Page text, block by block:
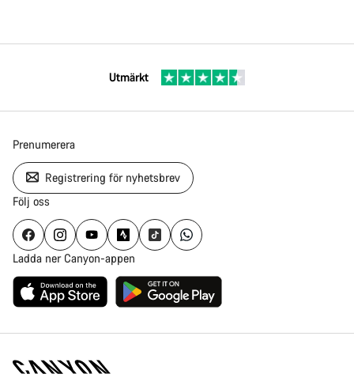
Utmärkt
Prenumerera
Registrering för nyhetsbrev
Följ oss
Ladda ner Canyon-appen